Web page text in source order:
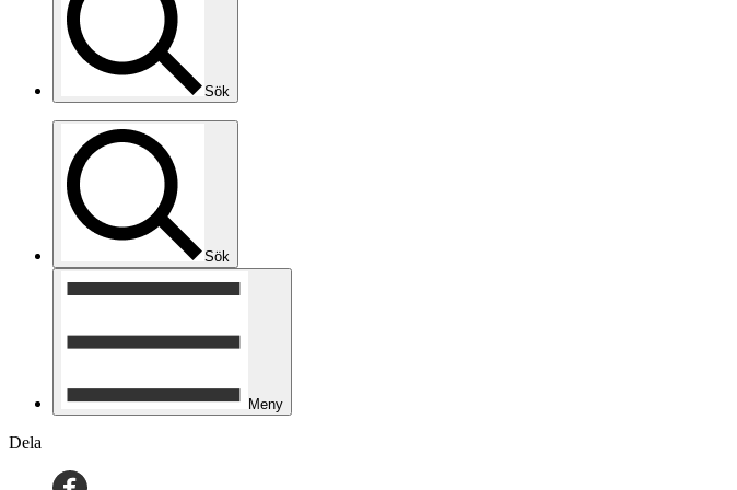
Sök
Sök
Meny
Dela